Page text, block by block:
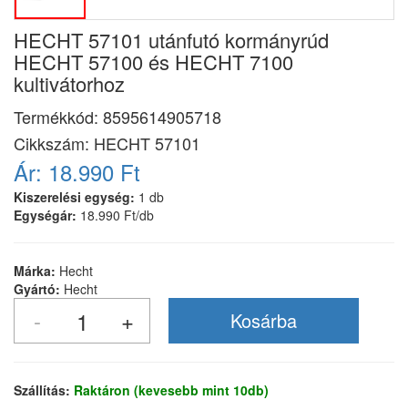
HECHT 57101 utánfutó kormányrúd
HECHT 57100 és HECHT 7100
kultivátorhoz
Termékkód: 8595614905718
Cikkszám: HECHT 57101
Ár: 18.990 Ft
Kiszerelési egység: 1 db
Egységár: 18.990 Ft/db
Márka: Hecht
Gyártó: Hecht
Szállítás: Raktáron (kevesebb mint 10db)